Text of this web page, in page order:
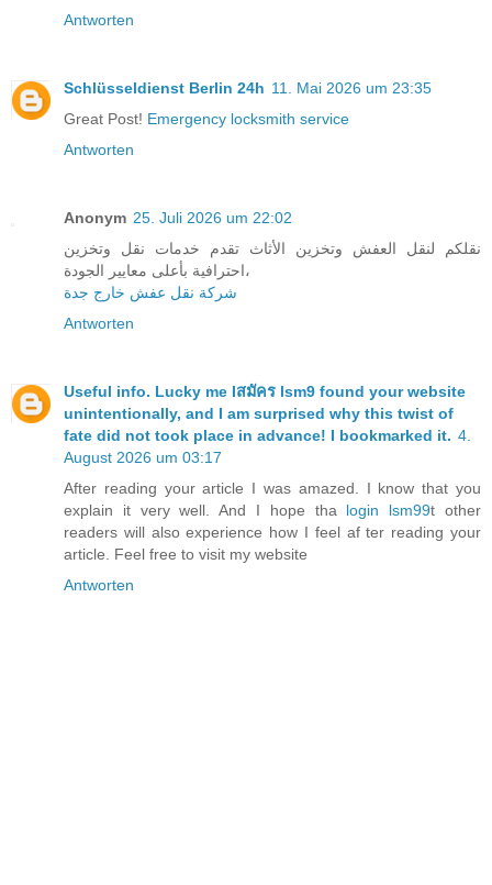
Antworten
Schlüsseldienst Berlin 24h 11. Mai 2026 um 23:35
Great Post! Emergency locksmith service
Antworten
Anonym 25. Juli 2026 um 22:02
نقلكم لنقل العفش وتخزين الأثاث تقدم خدمات نقل وتخزين
احترافية بأعلى معايير الجودة،
شركة نقل عفش خارج جدة
Antworten
Useful info. Lucky me Iสมัคร lsm9 found your website
unintentionally, and I am surprised why this twist of
fate did not took place in advance! I bookmarked it. 4.
August 2026 um 03:17
After reading your article I was amazed. I know that you
explain it very well. And I hope tha login lsm99t other
readers will also experience how I feel af ter reading your
article. Feel free to visit my website
Antworten